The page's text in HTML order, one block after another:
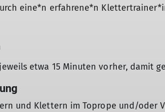
eine*n erfahrene*n
etwa 15 Minuten vorher, damit
und Klettern im Toprope und/oder